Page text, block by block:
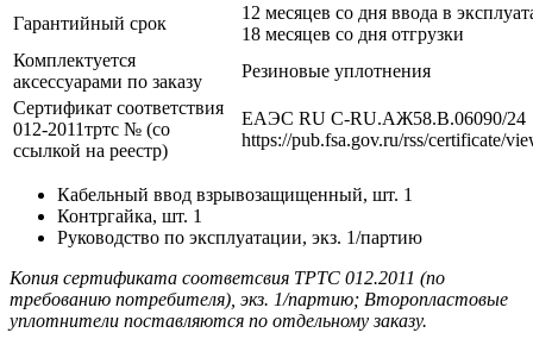
Гарантийный срок
12 месяцев со дня ввода в
18 месяцев со дня отгрузки
Комплектуется
аксессуарами по заказу
Резиновые уплотнения
Сертификат соответствия
012-2011тртс № (со
ссылкой на реестр)
ЕАЭС RU С-RU.АЖ58.В.06090/24
https://pub.fsa.gov.ru/rss/certificate/
Кабельный ввод взрывозащищенный, шт. 1
Контргайка, шт. 1
Руководство по эксплуатации, экз. 1/партию
Копия сертификата соответсвия ТРТС 012.2011 (по
требованию потребителя), экз. 1/партию; Второпластовые
уплотнители поставляются по отдельному заказу.